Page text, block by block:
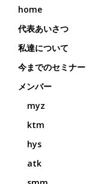
home
代表あいさつ
私達について
今までのセミナー
メンバー
myz
ktm
hys
atk